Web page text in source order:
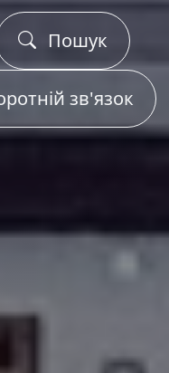
Пошук
зв'язок